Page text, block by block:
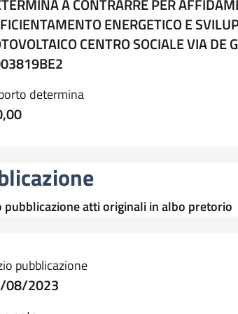
A CONTRARRE PER
ENERGETICO E
CENTRO SOCIALE VIA
determina
pubblicazione atti originali in albo pretorio
pubblicazione
08/2023